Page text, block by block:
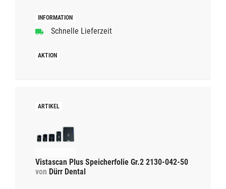
Schnelle Lieferzeit
Vistascan Plus Speicherfolie Gr.2 2130-042-50
von Dürr Dental